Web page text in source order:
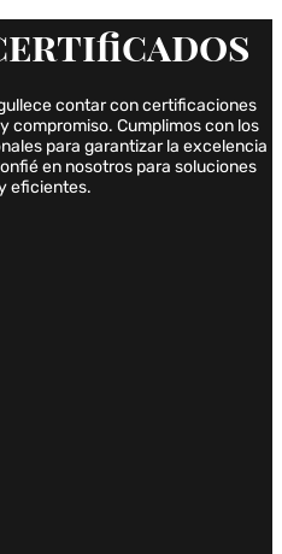
contar con certificaciones
compromiso. Cumplimos con los
para garantizar la excelencia
en nosotros para soluciones
eficientes.